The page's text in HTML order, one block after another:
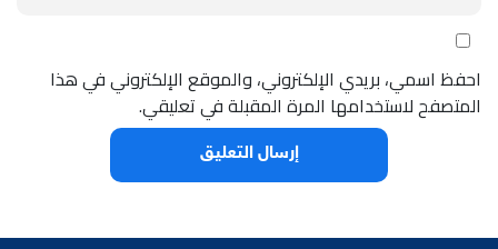
احفظ اسمي، بريدي الإلكتروني، والموقع الإلكتروني في هذا
المتصفح لاستخدامها المرة المقبلة في تعليقي.